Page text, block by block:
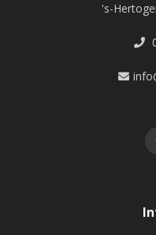
's-